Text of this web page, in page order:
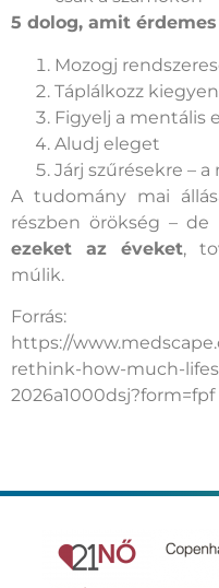
5 dolog, amit
Mozogj
Táplálkozz
Figyelj a mentális
Aludj eleget
Járj szűrésekre –
A tudomány mai
részben örökség – de
ezeket az éveket,
múlik.
Forrás:
https://
rethink-how-much-
2026a1000dsj?form=fpf